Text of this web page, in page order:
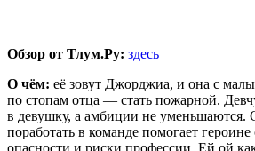
Обзор от Тлум.Ру: здесь
О чём: её зовут Джорджиа, и она с
по стопам отца — стать пожарной.
в девушку, а амбиции не
поработать в команде помогает героине
опасности и риски профессии. Ей ой